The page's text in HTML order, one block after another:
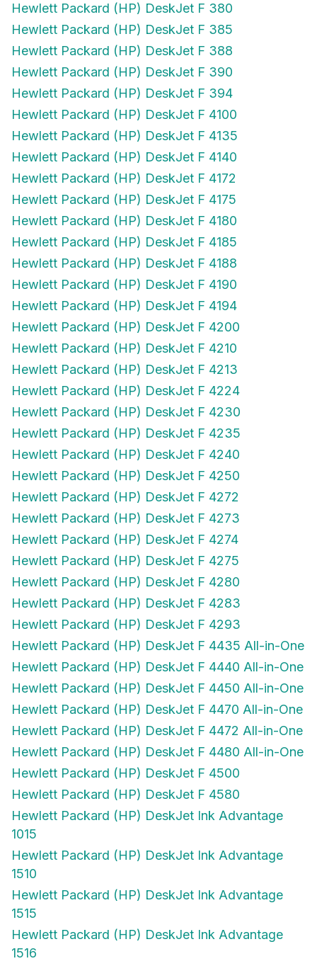
Hewlett Packard (HP) DeskJet F 380
Hewlett Packard (HP) DeskJet F 385
Hewlett Packard (HP) DeskJet F 388
Hewlett Packard (HP) DeskJet F 390
Hewlett Packard (HP) DeskJet F 394
Hewlett Packard (HP) DeskJet F 4100
Hewlett Packard (HP) DeskJet F 4135
Hewlett Packard (HP) DeskJet F 4140
Hewlett Packard (HP) DeskJet F 4172
Hewlett Packard (HP) DeskJet F 4175
Hewlett Packard (HP) DeskJet F 4180
Hewlett Packard (HP) DeskJet F 4185
Hewlett Packard (HP) DeskJet F 4188
Hewlett Packard (HP) DeskJet F 4190
Hewlett Packard (HP) DeskJet F 4194
Hewlett Packard (HP) DeskJet F 4200
Hewlett Packard (HP) DeskJet F 4210
Hewlett Packard (HP) DeskJet F 4213
Hewlett Packard (HP) DeskJet F 4224
Hewlett Packard (HP) DeskJet F 4230
Hewlett Packard (HP) DeskJet F 4235
Hewlett Packard (HP) DeskJet F 4240
Hewlett Packard (HP) DeskJet F 4250
Hewlett Packard (HP) DeskJet F 4272
Hewlett Packard (HP) DeskJet F 4273
Hewlett Packard (HP) DeskJet F 4274
Hewlett Packard (HP) DeskJet F 4275
Hewlett Packard (HP) DeskJet F 4280
Hewlett Packard (HP) DeskJet F 4283
Hewlett Packard (HP) DeskJet F 4293
Hewlett Packard (HP) DeskJet F 4435 All-in-One
Hewlett Packard (HP) DeskJet F 4440 All-in-One
Hewlett Packard (HP) DeskJet F 4450 All-in-One
Hewlett Packard (HP) DeskJet F 4470 All-in-One
Hewlett Packard (HP) DeskJet F 4472 All-in-One
Hewlett Packard (HP) DeskJet F 4480 All-in-One
Hewlett Packard (HP) DeskJet F 4500
Hewlett Packard (HP) DeskJet F 4580
Hewlett Packard (HP) DeskJet Ink Advantage
1015
Hewlett Packard (HP) DeskJet Ink Advantage
1510
Hewlett Packard (HP) DeskJet Ink Advantage
1515
Hewlett Packard (HP) DeskJet Ink Advantage
1516